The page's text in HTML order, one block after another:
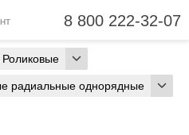
Роликовые
радиальные однорядные
8 800 222-32-07